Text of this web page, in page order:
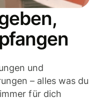
und
– alles was du
für dich